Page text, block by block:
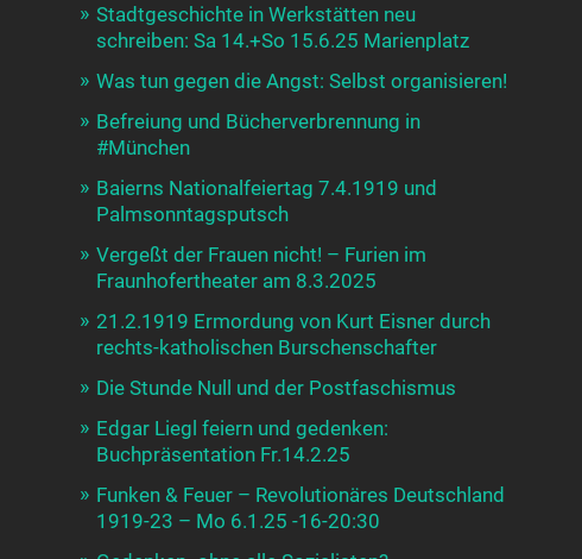
Stadtgeschichte in Werkstätten neu
schreiben: Sa 14.+So 15.6.25 Marienplatz
Was tun gegen die Angst: Selbst organisieren!
Befreiung und Bücherverbrennung in
#München
Baierns Nationalfeiertag 7.4.1919 und
Palmsonntagsputsch
Vergeßt der Frauen nicht! – Furien im
Fraunhofertheater am 8.3.2025
21.2.1919 Ermordung von Kurt Eisner durch
rechts-katholischen Burschenschafter
Die Stunde Null und der Postfaschismus
Edgar Liegl feiern und gedenken:
Buchpräsentation Fr.14.2.25
Funken & Feuer – Revolutionäres Deutschland
1919-23 – Mo 6.1.25 -16-20:30